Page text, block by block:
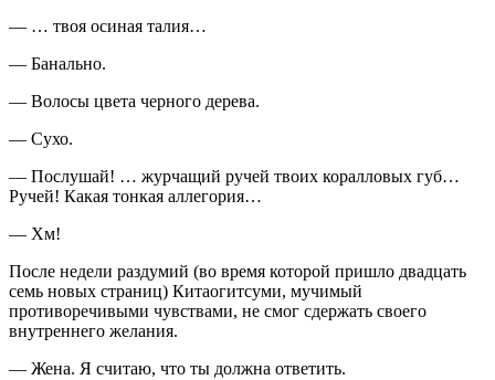
— … твоя осиная талия…
— Банально.
— Волосы цвета черного дерева.
— Сухо.
— Послушай! … журчащий ручей твоих коралловых губ…
Ручей! Какая тонкая аллегория…
— Хм!
После недели раздумий (во время которой пришло двадцать
семь новых страниц) Китаогитсуми, мучимый
противоречивыми чувствами, не смог сдержать своего
внутреннего желания.
— Жена. Я считаю, что ты должна ответить.